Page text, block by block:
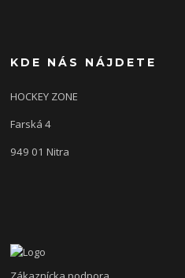
KDE NÁS NÁJDETE
HOCKEY ZONE
Farská 4
949 01 Nitra